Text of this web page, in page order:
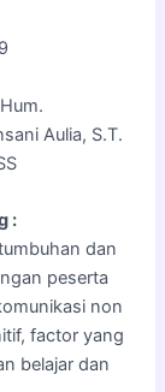
Aulia, S.T.
:
dan
peserta
non
factor yang
belajar dan